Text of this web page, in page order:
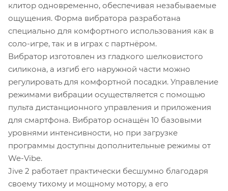
клитор одновременно, обеспечивая незабываемые
ощущения. Форма вибратора разработана
специально для комфортного использования как в
соло-игре, так и в играх с партнёром.
Вибратор изготовлен из гладкого шелковистого
силикона, а изгиб его наружной части можно
регулировать для комфортной посадки. Управление
режимами вибрации осуществляется с помощью
пульта дистанционного управления и приложения
для смартфона. Вибратор оснащён 10 базовыми
уровнями интенсивности, но при загрузке
программы доступны дополнительные режимы от
We-Vibe.
Jive 2 работает практически бесшумно благодаря
своему тихому и мощному мотору, а его